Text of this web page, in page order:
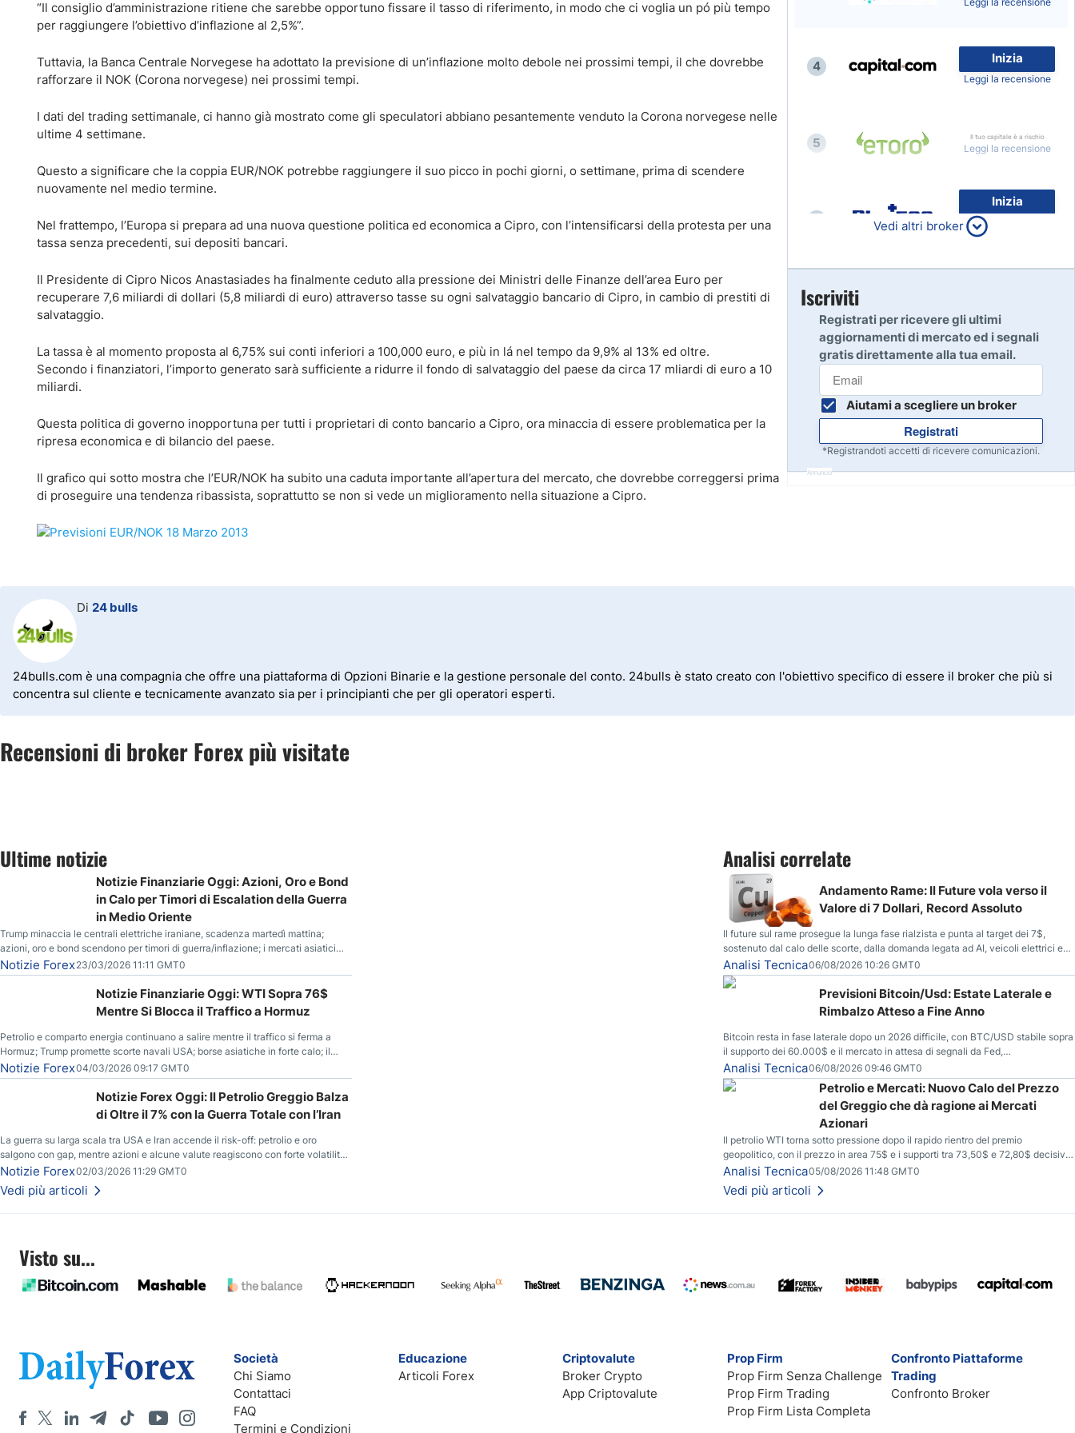
“Il consiglio d’amministrazione ritiene che sarebbe opportuno fissare il tasso di riferimento, in modo che ci voglia un pó più tempo
per raggiungere l’obiettivo d’inflazione al 2,5%”.
Tuttavia, la Banca Centrale Norvegese ha adottato la previsione di un’inflazione molto debole nei prossimi tempi, il che dovrebbe
rafforzare il NOK (Corona norvegese) nei prossimi tempi.
I dati del trading settimanale, ci hanno già mostrato come gli speculatori abbiano pesantemente venduto la Corona norvegese nelle
ultime 4 settimane.
Questo a significare che la coppia EUR/NOK potrebbe raggiungere il suo picco in pochi giorni, o settimane, prima di scendere
nuovamente nel medio termine.
Nel frattempo, l’Europa si prepara ad una nuova questione politica ed economica a Cipro, con l’intensificarsi della protesta per una
tassa senza precedenti, sui depositi bancari.
Il Presidente di Cipro Nicos Anastasiades ha finalmente ceduto alla pressione dei Ministri delle Finanze dell’area Euro per
recuperare 7,6 miliardi di dollari (5,8 miliardi di euro) attraverso tasse su ogni salvataggio bancario di Cipro, in cambio di prestiti di
salvataggio.
La tassa è al momento proposta al 6,75% sui conti inferiori a 100,000 euro, e più in lá nel tempo da 9,9% al 13% ed oltre.
Secondo i finanziatori, l’importo generato sarà sufficiente a ridurre il fondo di salvataggio del paese da circa 17 mliardi di euro a 10
miliardi.
Questa politica di governo inopportuna per tutti i proprietari di conto bancario a Cipro, ora minaccia di essere problematica per la
ripresa economica e di bilancio del paese.
Il grafico qui sotto mostra che l’EUR/NOK ha subito una caduta importante all’apertura del mercato, che dovrebbe correggersi prima
di proseguire una tendenza ribassista, soprattutto se non si vede un miglioramento nella situazione a Cipro.
4
Inizia
Leggi la recensione
5 Il tuo capitale è a rischio
Leggi la recensione
Inizia
80% dei conti al dettaglio di
CFD perdono denaro
7
Inizia
Inizia
Vedi altri broker
Iscriviti
Registrati per ricevere gli ultimi
aggiornamenti di mercato ed i segnali
gratis direttamente alla tua email.
Aiutami a scegliere un broker
Registrati
*Registrandoti accetti di ricevere comunicazioni.
Annuncio
Di 24 bulls
24bulls.com è una compagnia che offre una piattaforma di Opzioni Binarie e la gestione personale del conto. 24bulls è stato creato con l'obiettivo specifico di essere il broker che più si
concentra sul cliente e tecnicamente avanzato sia per i principianti che per gli operatori esperti.
Recensioni di broker Forex più visitate
Ultime notizie
Notizie Finanziarie Oggi: Azioni, Oro e Bond
in Calo per Timori di Escalation della Guerra
in Medio Oriente
Trump minaccia le centrali elettriche iraniane, scadenza martedì mattina;
azioni, oro e bond scendono per timori di guerra/inflazione; i mercati asiatici
entrano in correzione; il petrolio greggio resta stabile.
Notizie Forex23/03/2026 11:11 GMT0
Notizie Finanziarie Oggi: WTI Sopra 76$
Mentre Si Blocca il Traffico a Hormuz
Petrolio e comparto energia continuano a salire mentre il traffico si ferma a
Hormuz; Trump promette scorte navali USA; borse asiatiche in forte calo; il
rialzo del gas naturale mette pressione all’euro.
Notizie Forex04/03/2026 09:17 GMT0
Notizie Forex Oggi: Il Petrolio Greggio Balza
di Oltre il 7% con la Guerra Totale con l’Iran
La guerra su larga scala tra USA e Iran accende il risk-off: petrolio e oro
salgono con gap, mentre azioni e alcune valute reagiscono con forte volatilità
e nuovi livelli da monitorare.
Notizie Forex02/03/2026 11:29 GMT0
Vedi più articoli
Analisi correlate
Andamento Rame: Il Future vola verso il
Valore di 7 Dollari, Record Assoluto
Il future sul rame prosegue la lunga fase rialzista e punta al target dei 7$,
sostenuto dal calo delle scorte, dalla domanda legata ad AI, veicoli elettrici e
reti energetiche, e dai timori di deficit produttivo dal 2028.
Analisi Tecnica06/08/2026 10:26 GMT0
Previsioni Bitcoin/Usd: Estate Laterale e
Rimbalzo Atteso a Fine Anno
Bitcoin resta in fase laterale dopo un 2026 difficile, con BTC/USD stabile sopra
il supporto dei 60.000$ e il mercato in attesa di segnali da Fed,
regolamentazione USA ed elezioni di medio termine.
Analisi Tecnica06/08/2026 09:46 GMT0
Petrolio e Mercati: Nuovo Calo del Prezzo
del Greggio che dà ragione ai Mercati
Azionari
Il petrolio WTI torna sotto pressione dopo il rapido rientro del premio
geopolitico, con il prezzo in area 75$ e i supporti tra 73,50$ e 72,80$ decisivi
per capire se il ribasso potrà estendersi verso quota 70$.
Analisi Tecnica05/08/2026 11:48 GMT0
Vedi più articoli
Visto su...
Società
Chi Siamo
Contattaci
FAQ
Termini e Condizioni
Educazione
Articoli Forex
Criptovalute
Broker Crypto
App Criptovalute
Prop Firm
Prop Firm Senza Challenge
Prop Firm Trading
Prop Firm Lista Completa
Confronto Piattaforme
Trading
Confronto Broker